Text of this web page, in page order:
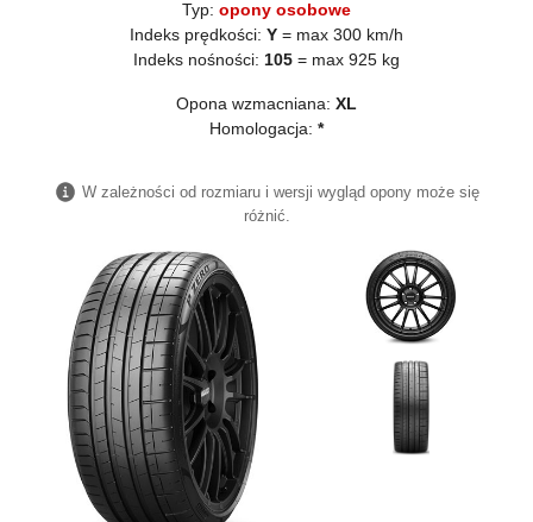
Typ: opony osobowe
Indeks prędkości: Y = max 300 km/h
Indeks nośności: 105 = max 925 kg
Opona wzmacniana: XL
Homologacja: *
W zależności od rozmiaru i wersji wygląd opony może się
różnić.